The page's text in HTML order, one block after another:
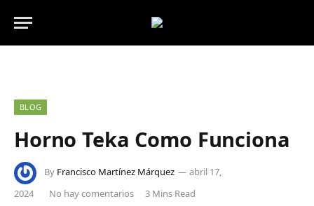
BLOG
Horno Teka Como Funciona
By Francisco Martínez Márquez
abril 17,
2024
No hay comentarios 3 Mins Read